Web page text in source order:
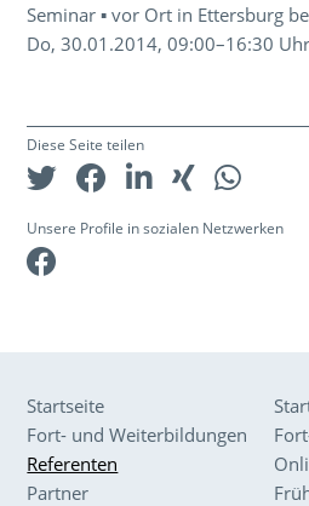
Seminar ▪ vor Ort in Ettersburg
Do, 30.01.2014, 09:00–16:30 Uhr
Diese Seite teilen
Unsere Profile in sozialen Netzwerken
Startseite
Fort- und Weiterbildungen
Referenten
Partner